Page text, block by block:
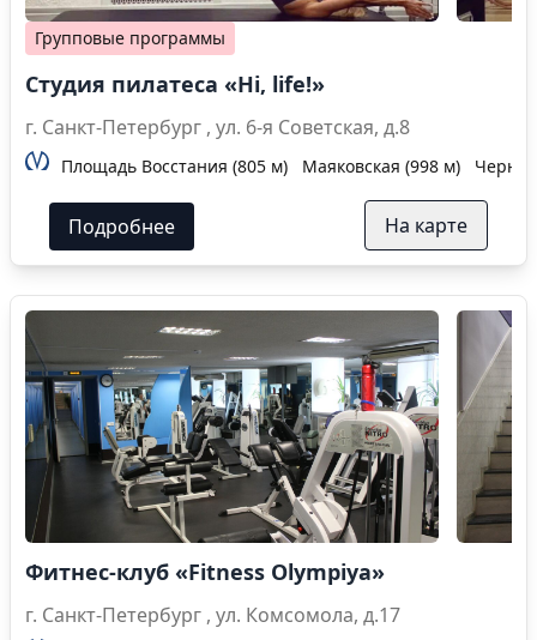
Групповые программы
Студия пилатеса «Hi, life!»
г. Санкт-Петербург , ул. 6-я Советская, д.8
Площадь Восстания (805 м) Маяковская (998 м)
Подробнее На карте
Фитнес-клуб «Fitness Olympiya»
г. Санкт-Петербург , ул. Комсомола, д.17